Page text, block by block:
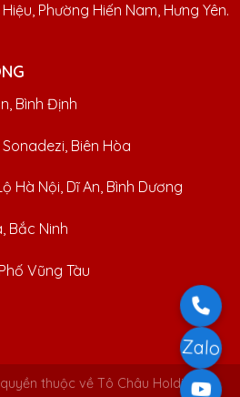
Phường Hiến Nam, Hưng Yên.
Bình Định
Biên Hòa
Hà Nội, Dĩ An, Bình Dương
Bắc Ninh
Vũng Tàu
thuộc về Tô Châu Holdings |
Zalo